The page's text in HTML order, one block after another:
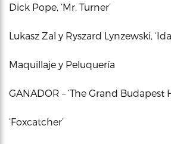
Dick Pope, ‘Mr. Turner’
Lukasz Zal y Ryszard Lynzewski,
Maquillaje y Peluquería
GANADOR – ‘The Grand Budapest
‘Foxcatcher’